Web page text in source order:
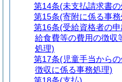
第14条(未支払請求書
第15条(寄附に係る事
第16条(受給資格者の
給食費等の費用の徴収
処理)
第17条(児童手当から
徴収に係る事務処理)